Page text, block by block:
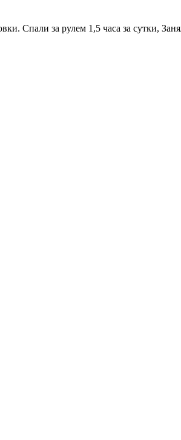
Спали за рулем 1,5 часа за сутки,